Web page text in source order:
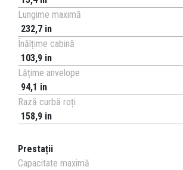
Lungime maximă
232,7 in
Înălțime cabină
103,9 in
Lățime anvelope
94,1 in
Rază curbă roți
158,9 in
Prestații
Capacitate maximă